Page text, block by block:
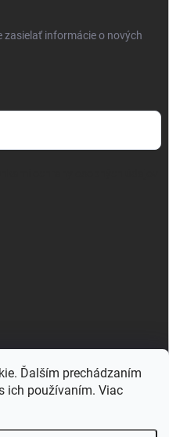
Ďalším prechádzaním
ich používaním. Viac
zasielať informácie o nových